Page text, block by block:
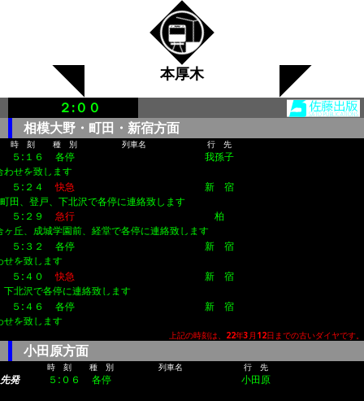
本厚木
２:００
相模大野・町田・新宿方面
時 刻 種 別 列車名 行 先
５:１６ 各停
我孫子
せを致します
５:２４
快急
新 宿
町田、登戸、下北沢で各停に連絡致します
５:２９
急行
柏
丘、成城学園前、経堂で各停に連絡致します
５:３２
各停
新 宿
を致します
５:４０
快急
新 宿
北沢で各停に連絡致します
５:４６
各停
新 宿
を致します
上記の時刻は、22年3月12日までの古いダイヤです。
小田原方面
時 刻 種 別 列車名 行 先
先発 ５:０６ 各停 小田原